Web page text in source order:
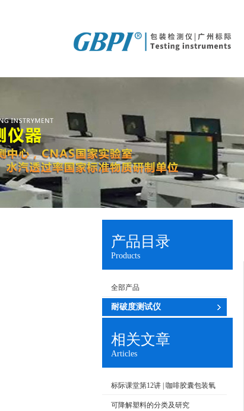
产品目录
Products
全部产品
耐破度测试仪
相关文章
Articles
标际课堂第12讲 | 咖啡胶囊包装氧
气阻隔性能的测试方法
可降解塑料的分类及研究